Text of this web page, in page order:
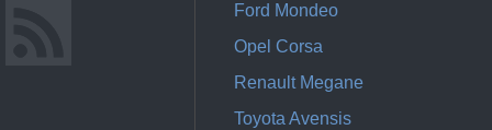
Ford Mondeo
Opel Corsa
Renault Megane
Toyota Avensis